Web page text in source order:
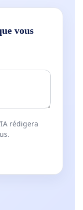
vous
rédigera